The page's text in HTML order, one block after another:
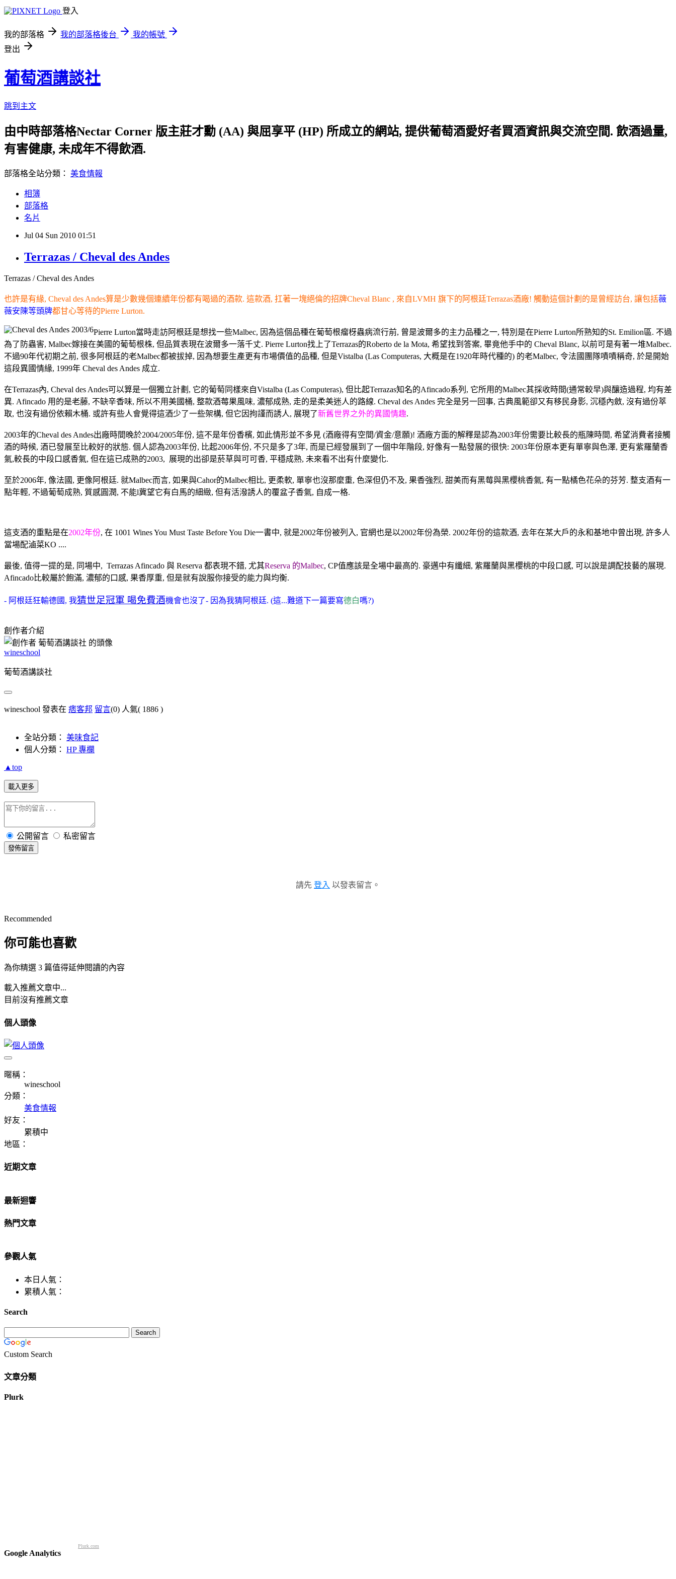
登入
我的部落格 我的部落格後台
我的帳號
登出
葡萄酒講談社
跳到主文
由中時部落格Nectar Corner 版主莊才勳 (AA) 與屈享平 (HP) 所成立的網站, 提供葡萄酒愛好者買酒資訊與交流空間. 飲酒過量,
有害健康, 未成年不得飲酒.
部落格全站分類： 美食情報
相簿
部落格
名片
Jul 04 Sun 2010 01:51
Terrazas / Cheval des Andes
Terrazas / Cheval des Andes
也許是有緣, Cheval des Andes算是少數幾個連續年份都有喝過的酒款. 這款酒, 扛著一塊絕倫的招牌Cheval Blanc , 來自LVMH 旗下的阿根廷Terrazas酒廠! 觸動這個計劃的是曾經訪台, 讓包括薇
薇安陳等頭牌都甘心等待的Pierre Lurton.
Pierre Lurton當時走訪阿根廷是想找一些Malbec, 因為這個品種在葡萄根瘤枒蟲病流行前, 曾是波爾多的主力品種之一, 特別是在Pierre Lurton所熟知的St. Emilion區. 不過
為了防蟲害, Malbec嫁接在美國的葡萄根株, 但品質表現在波爾多一落千丈. Pierre Lurton找上了Terrazas的Roberto de la Mota, 希望找到答案, 畢竟他手中的 Cheval Blanc, 以前可是有著一堆Malbec.
不過90年代初期之前, 很多阿根廷的老Malbec都被拔掉, 因為想要生產更有市場價值的品種, 但是Vistalba (Las Computeras, 大概是在1920年時代種的) 的老Malbec, 令法國團隊嘖嘖稱奇, 於是開始
這段異國情緣, 1999年 Cheval des Andes 成立.
在Terrazas內, Cheval des Andes可以算是一個獨立計劃, 它的葡萄同樣來自Vistalba (Las Computeras), 但比起Terrazas知名的Afincado系列, 它所用的Malbec其採收時間(通常較早)與釀造過程, 均有差
異. Afincado 用的是老藤, 不缺辛香味, 所以不用美國桶, 整款酒莓果風味, 濃郁成熟, 走的是柔美迷人的路線. Cheval des Andes 完全是另一回事, 古典風範卻又有移民身影, 沉穩內斂, 沒有過份萃
取, 也沒有過份依賴木桶. 或許有些人會覺得這酒少了一些架構, 但它因拘謹而誘人, 展現了新舊世界之外的異國情趣.
2003年的Cheval des Andes出廠時間晚於2004/2005年份, 這不是年份香檳, 如此情形並不多見 (酒廠得有空間/資金/意願)! 酒廠方面的解釋是認為2003年份需要比較長的瓶陳時間, 希望消費者接觸
酒的時候, 酒已發展至比較好的狀態. 個人認為2003年份, 比起2006年份, 不只是多了3年, 而是已經發展到了一個中年階段, 好像有一點發展的很快: 2003年份原本更有單寧與色澤, 更有紫羅蘭香
氣,較長的中段口感香氣, 但在這已成熟的2003, 展現的出卻是菸草與可可香, 平穩成熟, 未來看不出有什麼變化.
至於2006年, 像法國, 更像阿根廷. 就Malbec而言, 如果與Cahor的Malbec相比, 更柔軟, 單寧也沒那麼重, 色深但仍不及, 果香強烈, 甜美而有黑莓與黑櫻桃香氣, 有一點橘色花朵的芬芳. 整支酒有一
點年輕, 不過葡萄成熟, 質感圓潤, 不能l冀望它有白馬的細緻, 但有活潑誘人的覆盆子香氣, 自成一格.
這支酒的重點是在2002年份, 在 1001 Wines You Must Taste Before You Die一書中, 就是2002年份被列入, 官網也是以2002年份為榮. 2002年份的這款酒, 去年在某大戶的永和基地中曾出現, 許多人
當場配滷菜KO ....
最後, 值得一提的是, 同場中, Terrazas Afincado 與 Reserva 都表現不錯, 尤其Reserva 的Malbec, CP值應該是全場中最高的. 豪邁中有纖細, 紫羅蘭與黑櫻桃的中段口感, 可以說是調配技藝的展現.
Afincado比較屬於飽滿, 濃郁的口感, 果香厚重, 但是就有說服你接受的能力與均衡.
- 阿根廷狂輸德國, 我猜世足冠軍 喝免費酒機會也沒了- 因為我猜阿根廷. (這...難道下一篇要寫德白嗎?)
創作者介紹
wineschool
葡萄酒講談社
wineschool 發表在 痞客邦 留言(0) 人氣( 1886 )
全站分類： 美味食記
個人分類： HP 專欄
▲top
載入更多
公開留言 私密留言
發佈留言
請先 登入 以發表留言。
Recommended
你可能也喜歡
為你精選 3 篇值得延伸閱讀的內容
載入推薦文章中...
目前沒有推薦文章
個人頭像
暱稱：
wineschool
分類：
美食情報
好友：
累積中
地區：
近期文章
最新迴響
熱門文章
參觀人氣
本日人氣：
累積人氣：
Search
Custom Search
文章分類
Plurk
Plurk.com
Google Analytics